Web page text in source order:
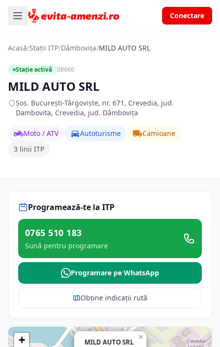
Conectare
Acasă/Stații ITP/Dâmbovița/MILD AUTO SRL
Stație activă DB060
MILD AUTO SRL
Şos. Bucureşti-Târgovişte, nr. 671, Crevedia, jud.
Dambovita, Crevedia, jud. Dâmbovița
Moto / ATV Autoturisme
Camioane
3 linii ITP
Programează-te la ITP
0765 510 183
Sună pentru programare
Programare pe WhatsApp
Obține indicații rută
MILD AUTO SRL
×
+